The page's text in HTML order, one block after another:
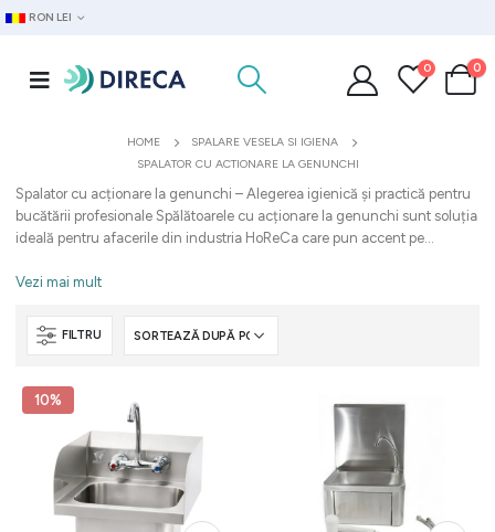
RON LEI
0 0
HOME
SPALARE VESELA SI IGIENA
SPALATOR CU ACTIONARE LA GENUNCHI
Spalator cu acționare la genunchi – Alegerea igienică și practică pentru
bucătării profesionale Spălătoarele cu acționare la genunchi sunt soluția
ideală pentru afacerile din industria HoReCa care pun accent pe...
Vezi mai mult
FILTRU
10%